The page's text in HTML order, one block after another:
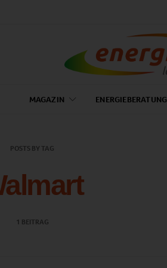
MAGAZIN ENERGIEBERATUNG
POSTS BY TAG
1 BEITRAG